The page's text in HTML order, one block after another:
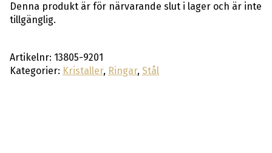
Denna produkt är för närvarande slut i lager och är inte
tillgänglig.
Artikelnr: 13805-9201
Kategorier: Kristaller, Ringar, Stål